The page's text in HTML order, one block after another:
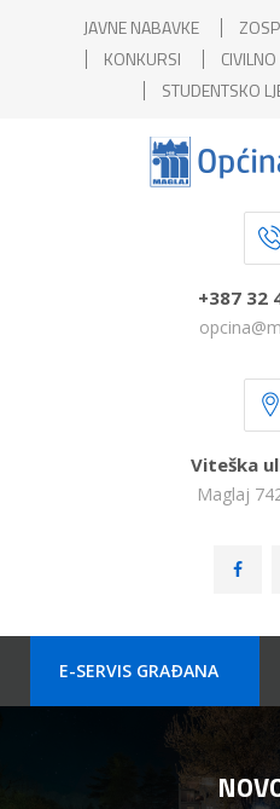
JAVNE NABAVKE
KONKURSI
STUDENTSKO
+387 32
Viteška
Maglaj
E-SERVIS GRAÐANA